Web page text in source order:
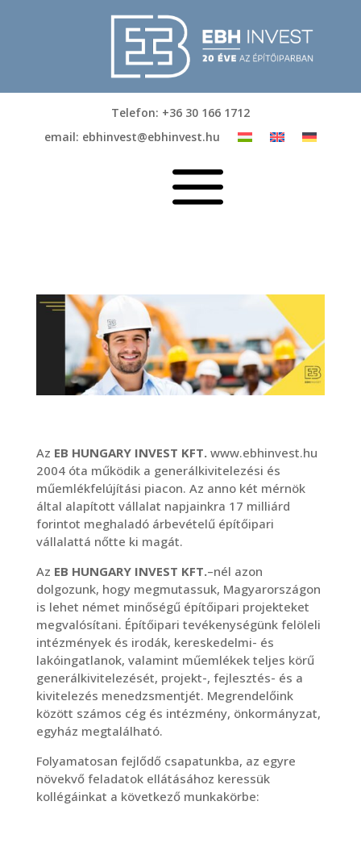
Telefon: +36 30 166 1712
email: ebhinvest@ebhinvest.hu
a
Az EB HUNGARY INVEST KFT.www.ebhinvest.hu
2004 óta működik a generálkivitelezési és
műemlékfelújítási piacon. Az anno két mérnök
által alapított vállalat napjainkra 17 milliárd
forintot meghaladó árbevételű építőipari
vállalattá nőtte ki magát.
Az EB HUNGARY INVEST KFT.–nél azon
dolgozunk, hogy megmutassuk, Magyarországon
is lehet német minőségű építőipari projekteket
megvalósítani. Építőipari tevékenységünk felöleli
intézmények és irodák, kereskedelmi- és
lakóingatlanok, valamint műemlékek teljes körű
generálkivitelezését, projekt-, fejlesztés- és a
kivitelezés menedzsmentjét. Megrendelőink
között számos cég és intézmény, önkormányzat,
egyház megtalálható.
Folyamatosan fejlődő csapatunkba, az egyre
növekvő feladatok ellátásához keressük
kollégáinkat a következő munkakörbe: